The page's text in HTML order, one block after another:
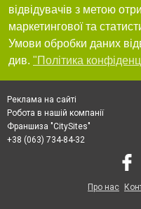
відвідувачів з метою
маркетингової та
Умови обробки даних
див. "Політика
Реклама на сайті
Робота в нашій компанії
Франшиза "CitySites"
+38 (063) 734-84-32
Про нас